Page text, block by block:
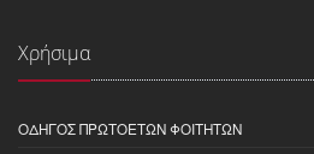
Χρήσιμα
ΟΔΗΓΌΣ ΠΡΩΤΟΕΤΏΝ ΦΟΙΤΗΤΏΝ